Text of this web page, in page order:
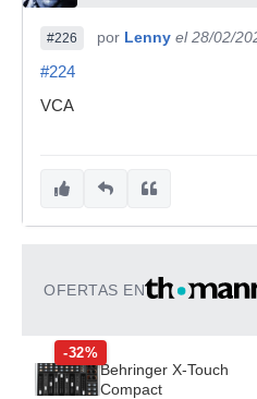
#226 por Lenny el 28/02/
#224
VCA
OFERTAS EN
-32%
Behringer X-Touch
Compact